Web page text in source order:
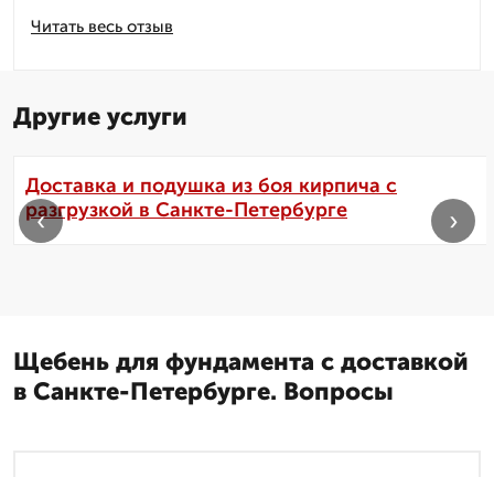
Читать весь отзыв
Другие услуги
Доставка и подушка из боя кирпича с
разгрузкой в Санкте-Петербурге
‹ ›
Щебень для фундамента с доставкой
в Санкте-Петербурге. Вопросы